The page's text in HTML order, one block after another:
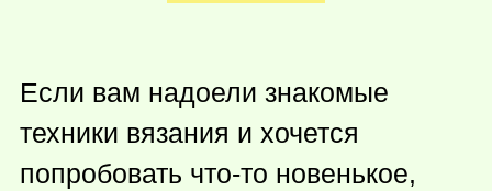
Если вам надоели знакомые
техники вязания и хочется
попробовать что-то новенькое,